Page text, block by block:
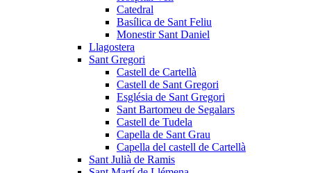
Catedral
Basílica de Sant Feliu
Monestir Sant Daniel
Llagostera
Sant Gregori
Castell de Cartellà
Castell de Sant Gregori
Església de Sant Gregori
Sant Bartomeu de Segalars
Castell de Tudela
Capella de Sant Grau
Capella del castell de Cartellà
Sant Julià de Ramis